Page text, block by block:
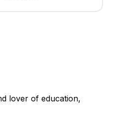
lover of education,